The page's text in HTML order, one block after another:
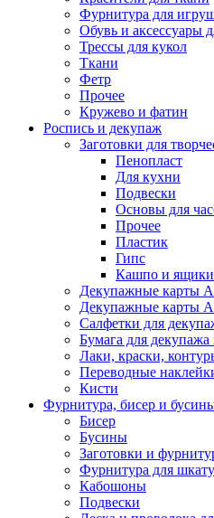
Фурнитура для
Обувь и аксессуары
Трессы для кукол
Ткани
Фетр
Прочее
Кружево и фатин
Роспись и декупаж
Заготовки для
Пенопласт
Для кухни
Подвески
Основы для
Прочее
Пластик
Гипс
Кашпо и ящики
Декупажные карты
Декупажные карты
Салфетки для
Бумага для декупажа
Лаки, краски,
Переводные
Кисти
Фурнитура, бисер и
Бисер
Бусины
Заготовки и
Фурнитура для
Кабошоны
Подвески